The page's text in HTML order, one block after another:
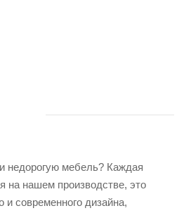
недорогую мебель? Каждая
на нашем производстве, это
и современного дизайна,